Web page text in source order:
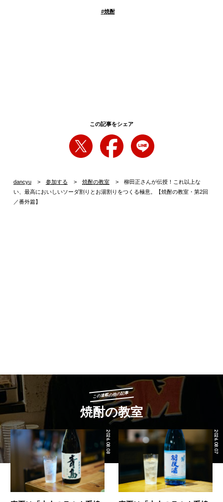
#焼酎
この記事をシェア
dancyu 参加する 焼酎の教室
柳田正さんが伝授！これ以上な
い、最高においしいソーダ割りとお湯割りをつくる極意。【焼酎の教室・第2回
／番外篇】
この連載の他の記事
焼酎の教室
2026.08.08 2026.08.07